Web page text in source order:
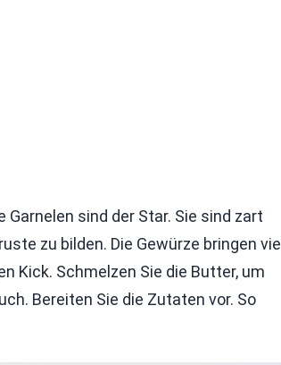
sind der Star. Sie sind zart
zu bilden. Die Gewürze bringen viel
Kick. Schmelzen Sie die Butter, um
Bereiten Sie die Zutaten vor. So